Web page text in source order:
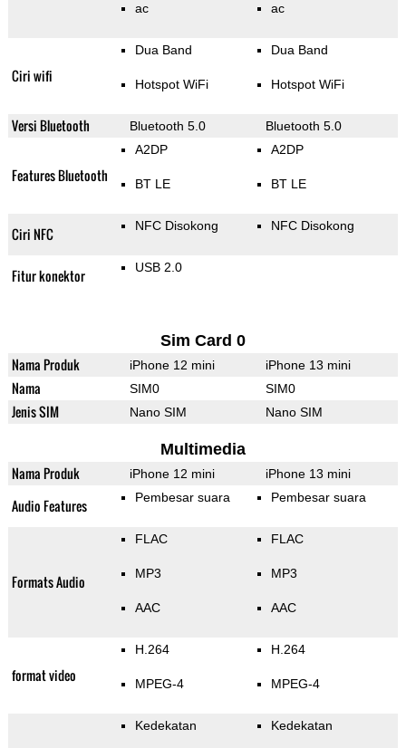
ac ac
Ciri wifi
Dua Band
Hotspot WiFi
Dua Band
Hotspot WiFi
Versi Bluetooth Bluetooth 5.0 Bluetooth 5.0
Features Bluetooth
A2DP
BT LE
A2DP
BT LE
Ciri NFC NFC Disokong NFC Disokong
Fitur konektor USB 2.0
Sim Card 0
Nama Produk iPhone 12 mini iPhone 13 mini
Nama SIM0 SIM0
Jenis SIM Nano SIM Nano SIM
Multimedia
Nama Produk iPhone 12 mini iPhone 13 mini
Audio Features Pembesar suara Pembesar suara
Formats Audio
FLAC
MP3
AAC
FLAC
MP3
AAC
format video
H.264
MPEG-4
H.264
MPEG-4
Kedekatan Kedekatan